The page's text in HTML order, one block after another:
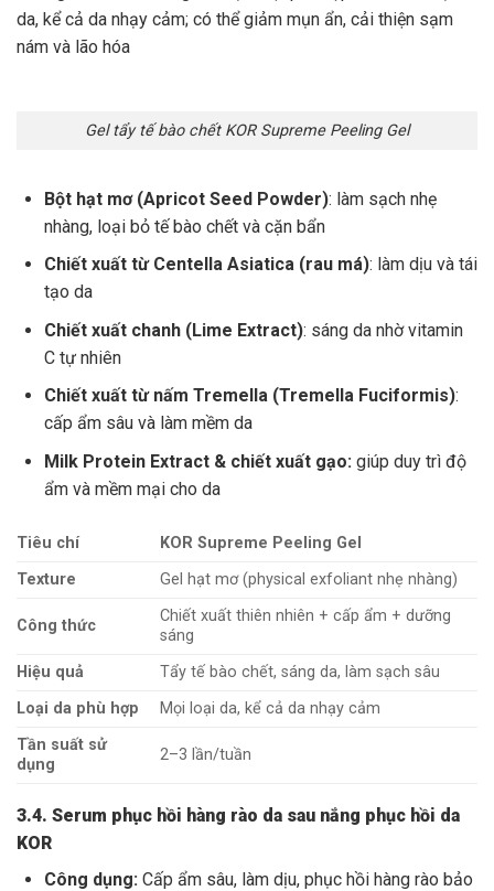
da, kể cả da nhạy cảm; có thể giảm mụn ẩn, cải thiện sạm
nám và lão hóa
Gel tẩy tế bào chết KOR Supreme Peeling Gel
Bột hạt mơ (Apricot Seed Powder): làm sạch nhẹ
nhàng, loại bỏ tế bào chết và cặn bẩn
Chiết xuất từ Centella Asiatica (rau má): làm dịu và tái
tạo da
Chiết xuất chanh (Lime Extract): sáng da nhờ vitamin
C tự nhiên
Chiết xuất từ nấm Tremella (Tremella Fuciformis):
cấp ẩm sâu và làm mềm da
Milk Protein Extract & chiết xuất gạo: giúp duy trì độ
ẩm và mềm mại cho da
Tiêu chí
KOR Supreme Peeling Gel
Texture
Gel hạt mơ (physical exfoliant nhẹ nhàng)
Công thức
Chiết xuất thiên nhiên + cấp ẩm + dưỡng
sáng
Hiệu quả
Tẩy tế bào chết, sáng da, làm sạch sâu
Loại da phù hợp
Mọi loại da, kể cả da nhạy cảm
Tần suất sử
dụng
2–3 lần/tuần
3.4. Serum phục hồi hàng rào da sau nắng phục hồi da
KOR
Công dụng: Cấp ẩm sâu, làm dịu, phục hồi hàng rào bảo